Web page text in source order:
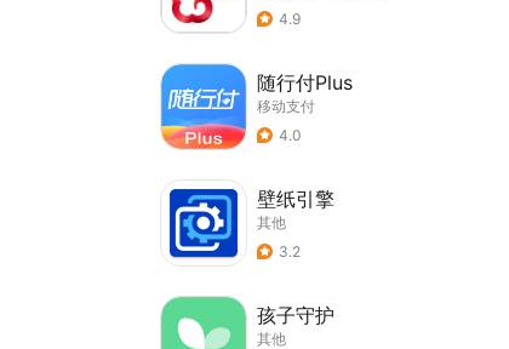
4.9
随行付Plus
移动支付
4.0
壁纸引擎
其他
3.2
孩子守护
其他